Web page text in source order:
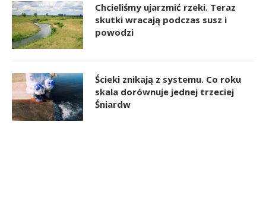
Chcieliśmy ujarzmić rzeki. Teraz
skutki wracają podczas susz i
powodzi
Ścieki znikają z systemu. Co roku
skala dorównuje jednej trzeciej
Śniardw